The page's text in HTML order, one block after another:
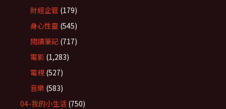
財經企管 (179)
身心性靈 (545)
閱讀筆記 (717)
電影 (1,283)
電視 (527)
音樂 (583)
04-我的小生活 (750)